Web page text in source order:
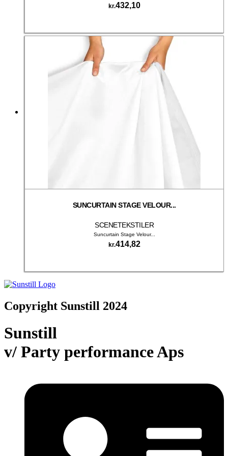
kr.432,10
vare
på
varesiden
SUNCURTAIN STAGE VELOUR...
SCENETEKSTILER
Suncurtain Stage Velour...
kr.414,82
vare
Copyright Sunstill 2024
Sunstill
v/ Party performance Aps